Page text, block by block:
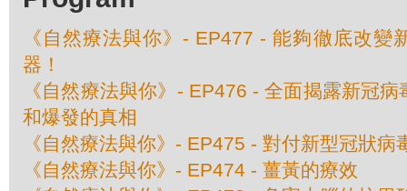
《自然療法與你》- EP477 - 能夠徹底改變
器！
《自然療法與你》- EP476 - 全面揭露新冠
和爆發的真相
《自然療法與你》- EP475 - 對付新型冠狀病
《自然療法與你》- EP474 - 薑黃的療效